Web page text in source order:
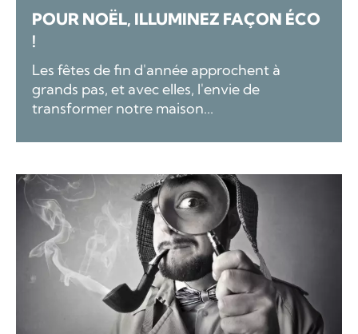
POUR NOËL, ILLUMINEZ FAÇON ÉCO
!
Les fêtes de fin d'année approchent à
grands pas, et avec elles, l'envie de
transformer notre maison...